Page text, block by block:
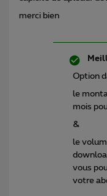
merci bien
Option
le
mois
&
le
vous
votre